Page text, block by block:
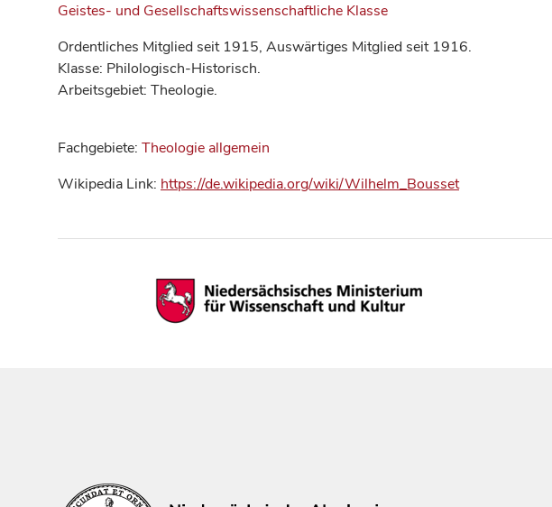
Geistes- und Gesellschaftswissenschaftliche Klasse
Ordentliches Mitglied seit 1915, Auswärtiges Mitglied seit 1916.
Klasse: Philologisch-Historisch.
Arbeitsgebiet: Theologie.
Fachgebiete: Theologie allgemein
Wikipedia Link: https://de.wikipedia.org/wiki/Wilhelm_Bousset